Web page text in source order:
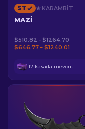
ST ★ KARAMBIT
MAZI
$510.82 - $1264.70
$646.77 – $1240.01
12 kasada mevcut